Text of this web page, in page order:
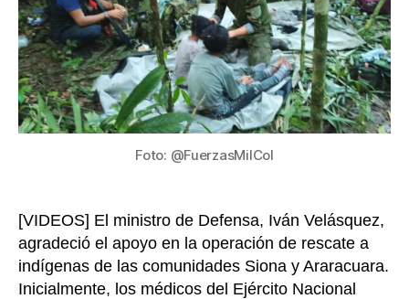
en
el
Militar
de
Foto: @FuerzasMilCol
[VIDEOS] El ministro de Defensa, Iván Velásquez,
agradeció el apoyo en la operación de rescate a
indígenas de las comunidades Siona y Araracuara.
Inicialmente, los médicos del Ejército Nacional